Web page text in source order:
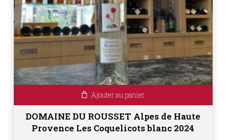
Ajouter au panier
DOMAINE DU ROUSSET Alpes de Haute
Provence Les Coquelicots blanc 2024